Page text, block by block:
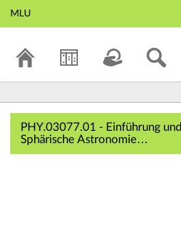
MLU
PHY.03077.01 - Einführung und
Sphärische Astronomie
(Veranstaltungsübersicht)